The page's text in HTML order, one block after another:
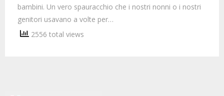
bambini. Un vero spauracchio che i nostri nonni o i nostri
genitori usavano a volte per…
2556 total views